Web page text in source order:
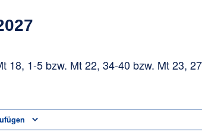
18, 1-5 bzw. Mt 22, 34-40 bzw. Mt 23,